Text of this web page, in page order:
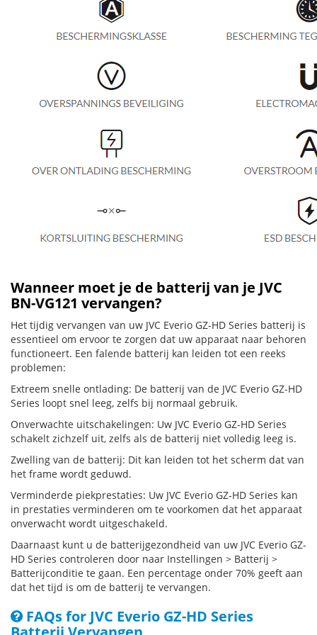
Wanneer moet je de batterij van je JVC
BN-VG121 vervangen?
Het tijdig vervangen van uw JVC Everio GZ-HD Series batterij is
essentieel om ervoor te zorgen dat uw apparaat naar behoren
functioneert. Een falende batterij kan leiden tot een reeks
problemen:
Extreem snelle ontlading: De batterij van de JVC Everio GZ-HD
Series loopt snel leeg, zelfs bij normaal gebruik.
Onverwachte uitschakelingen: Uw JVC Everio GZ-HD Series
schakelt zichzelf uit, zelfs als de batterij niet volledig leeg is.
Zwelling van de batterij: Dit kan leiden tot het scherm dat van
het frame wordt geduwd.
Verminderde piekprestaties: Uw JVC Everio GZ-HD Series kan
in prestaties verminderen om te voorkomen dat het apparaat
onverwacht wordt uitgeschakeld.
Daarnaast kunt u de batterijgezondheid van uw JVC Everio GZ-
HD Series controleren door naar Instellingen > Batterij >
Batterijconditie te gaan. Een percentage onder 70% geeft aan
dat het tijd is om de batterij te vervangen.
FAQs for JVC Everio GZ-HD Series